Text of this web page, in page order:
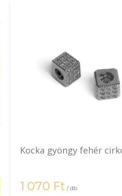
Kocka gyöngy fehér
1 070 Ft / db